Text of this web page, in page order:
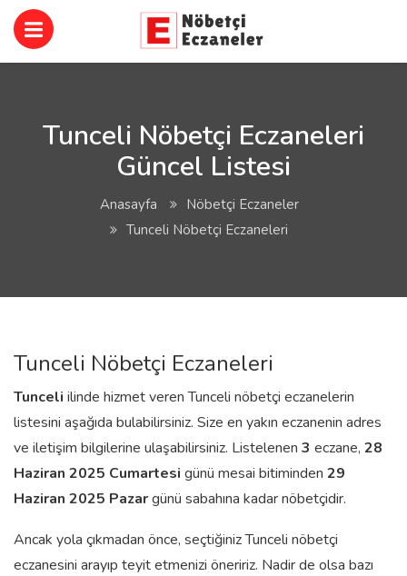
Tunceli Nöbetçi Eczaneleri
Güncel Listesi
Anasayfa
Nöbetçi Eczaneler
Tunceli Nöbetçi Eczaneleri
Tunceli Nöbetçi Eczaneleri
Tunceli ilinde hizmet veren Tunceli nöbetçi eczanelerin
listesini aşağıda bulabilirsiniz. Size en yakın eczanenin adres
ve iletişim bilgilerine ulaşabilirsiniz. Listelenen 3 eczane, 28
Haziran 2025 Cumartesi günü mesai bitiminden 29
Haziran 2025 Pazargünü sabahına kadar nöbetçidir.
Ancak yola çıkmadan önce, seçtiğiniz Tunceli nöbetçi
eczanesini arayıp teyit etmenizi öneririz. Nadir de olsa bazı